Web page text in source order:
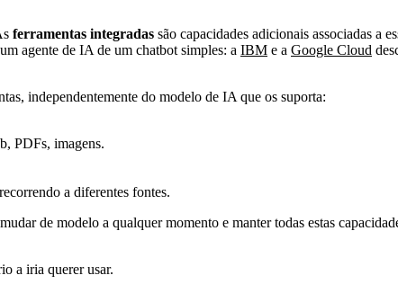
ferramentas integradas são capacidades adicionais associadas a
agente de IA de um chatbot simples: a IBM e a Google Cloud
independentemente do modelo de IA que os suporta:
PDFs, imagens.
a diferentes fontes.
de modelo a qualquer momento e manter todas estas
a iria querer usar.